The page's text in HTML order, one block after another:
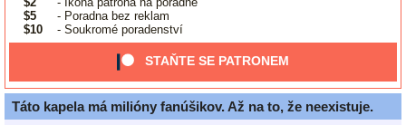
$5
- Poradna bez reklam
$10
- Soukromé poradenství
STAŇTE SE PATRONEM
Táto kapela má milióny fanúšikov. Až na to, že neexistuje.